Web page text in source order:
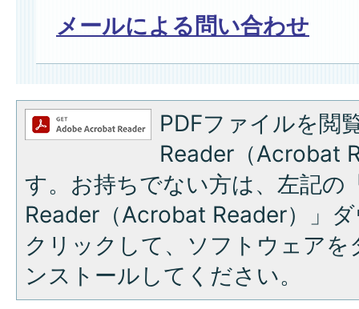
メールによる問い合わせ
PDFファイルを閲
Reader（Acrobat
す。お持ちでない方は、左記の
Reader（Acrobat Reader）」
クリックして、ソフトウェア
ンストールしてください。